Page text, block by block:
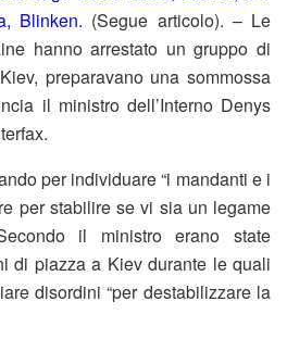
Blinken. (Segue articolo). – Le
hanno arrestato un gruppo di
preparavano una sommossa
il ministro dell’Interno Denys
per individuare “i mandanti e i
per stabilire se vi sia un legame
il ministro erano state
di piazza a Kiev durante le quali
disordini “per destabilizzare la